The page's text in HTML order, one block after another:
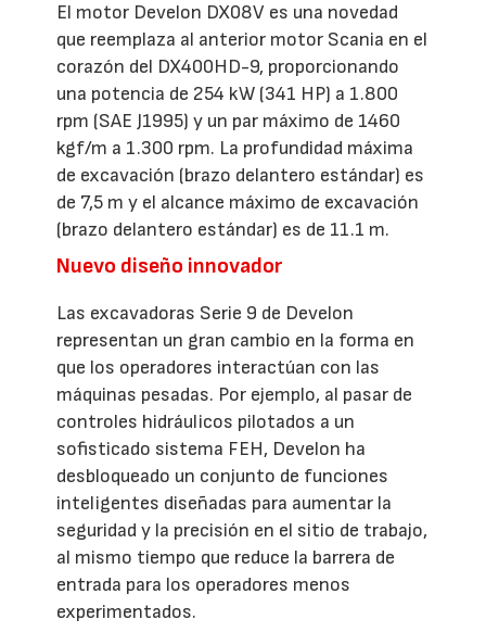
El motor Develon DX08V es una novedad
que reemplaza al anterior motor Scania en el
corazón del DX400HD-9, proporcionando
una potencia de 254 kW (341 HP) a 1.800
rpm (SAE J1995) y un par máximo de 1460
kgf/m a 1.300 rpm. La profundidad máxima
de excavación (brazo delantero estándar) es
de 7,5 m y el alcance máximo de excavación
(brazo delantero estándar) es de 11.1 m.
Nuevo diseño innovador
Las excavadoras Serie 9 de Develon
representan un gran cambio en la forma en
que los operadores interactúan con las
máquinas pesadas. Por ejemplo, al pasar de
controles hidráulicos pilotados a un
sofisticado sistema FEH, Develon ha
desbloqueado un conjunto de funciones
inteligentes diseñadas para aumentar la
seguridad y la precisión en el sitio de trabajo,
al mismo tiempo que reduce la barrera de
entrada para los operadores menos
experimentados.